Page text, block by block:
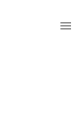
menu